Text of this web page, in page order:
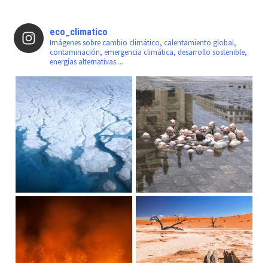
eco_climatico
Imágenes sobre cambio climático, calentamiento global,
contaminación, emergencia climática, desarrollo sostenible,
energías alternativas ...